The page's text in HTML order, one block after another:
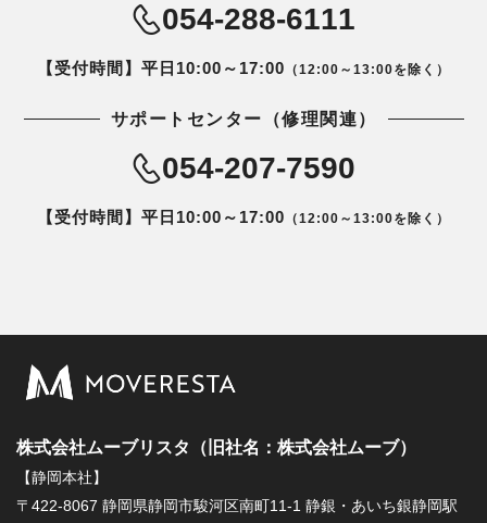
054-288-6111
【受付時間】平日10:00～17:00 （12:00～13:00を除く）
サポートセンター（修理関連）
054-207-7590
【受付時間】平日10:00～17:00 （12:00～13:00を除く）
株式会社ムーブリスタ（旧社名：株式会社ムーブ）
【静岡本社】
〒422-8067 静岡県静岡市駿河区南町11-1 静銀・あいち銀静岡駅